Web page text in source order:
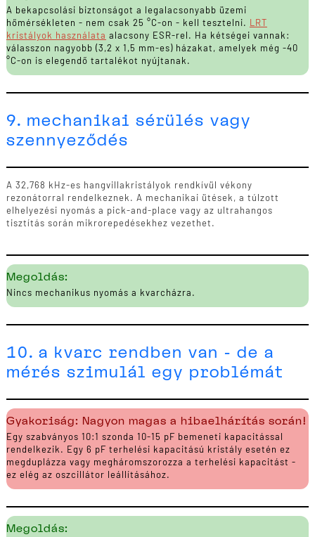
A bekapcsolási biztonságot a legalacsonyabb üzemi
hőmérsékleten - nem csak 25 °C-on - kell tesztelni. LRT
kristályok használata alacsony ESR-rel. Ha kétségei vannak:
válasszon nagyobb (3,2 x 1,5 mm-es) házakat, amelyek még -40
°C-on is elegendő tartalékot nyújtanak.
9. mechanikai sérülés vagy
szennyeződés
A 32,768 kHz-es hangvillakristályok rendkívül vékony
rezonátorral rendelkeznek. A mechanikai ütések, a túlzott
elhelyezési nyomás a pick-and-place vagy az ultrahangos
tisztítás során mikrorepedésekhez vezethet.
Megoldás:
Nincs mechanikus nyomás a kvarcházra.
10. a kvarc rendben van - de a
mérés szimulál egy problémát
Gyakoriság: Nagyon magas a hibaelhárítás során!
Egy szabványos 10:1 szonda 10-15 pF bemeneti kapacitással
rendelkezik. Egy 6 pF terhelési kapacitású kristály esetén ez
megduplázza vagy megháromszorozza a terhelési kapacitást -
ez elég az oszcillátor leállításához.
Megoldás: